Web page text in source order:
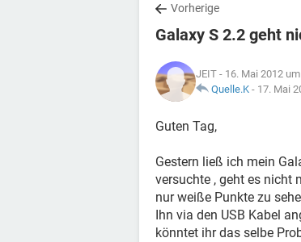
Vorherige
Galaxy S 2.2 geht
JEIT - 16. Mai 2012
Quelle.K - 17. Mai
Guten Tag,
Gestern ließ ich mein
versuchte , geht es nicht
nur weiße Punkte zu
Ihn via den USB Kabel
könntet ihr das selbe